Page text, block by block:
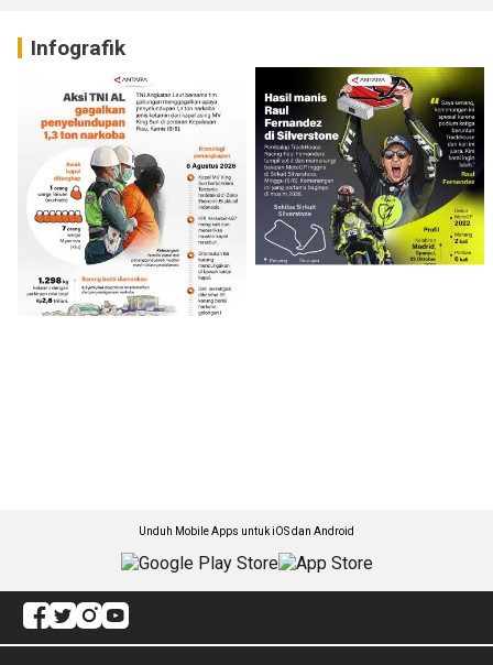
Infografik
Unduh Mobile Apps untuk iOS dan Android